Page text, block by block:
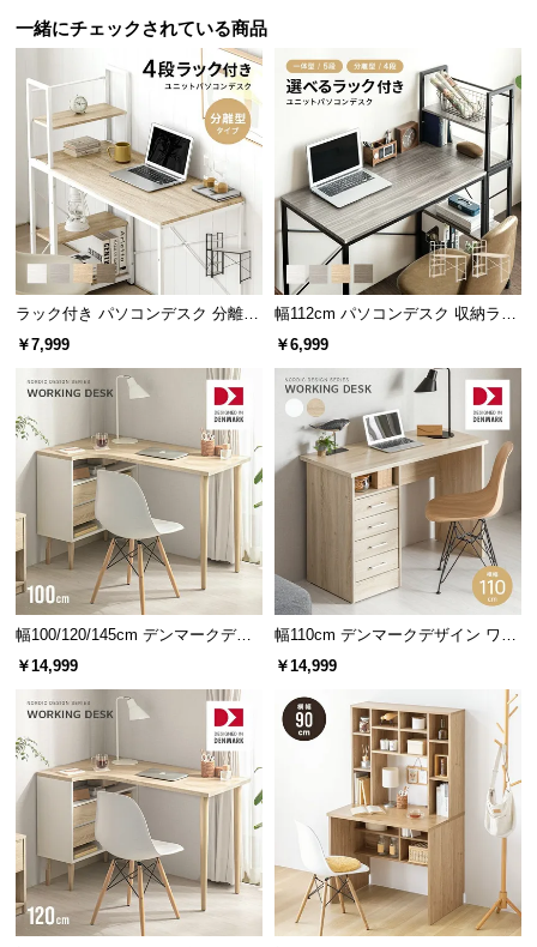
つ
い
中
型
商
の
配
送
に
つ
い
小
品
の
配
送
い
置
サ
ー
一緒にチェックされている商品
ラック付き パソコンデスク 分離型
タイプ
￥7,999
幅112cm パソコンデスク 収納ラッ
ク付き 一体型・分離型 コンパクト
￥6,999
幅100/120/145cm デンマークデザ
イン ワークデスク
￥14,999
幅110cm デンマークデザイン ワー
クデスク
￥14,999